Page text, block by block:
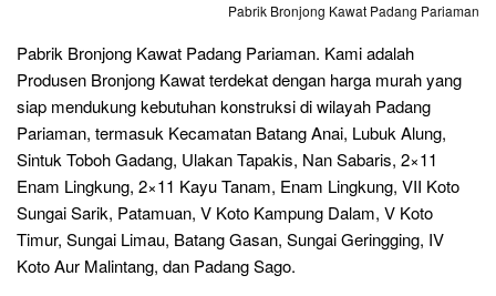
Pabrik Bronjong Kawat Padang Pariaman
Pabrik Bronjong Kawat Padang Pariaman. Kami adalah
Produsen Bronjong Kawat terdekat dengan harga murah yang
siap mendukung kebutuhan konstruksi di wilayah Padang
Pariaman, termasuk Kecamatan Batang Anai, Lubuk Alung,
Sintuk Toboh Gadang, Ulakan Tapakis, Nan Sabaris, 2×11
Enam Lingkung, 2×11 Kayu Tanam, Enam Lingkung, VII Koto
Sungai Sarik, Patamuan, V Koto Kampung Dalam, V Koto
Timur, Sungai Limau, Batang Gasan, Sungai Geringging, IV
Koto Aur Malintang, dan Padang Sago.